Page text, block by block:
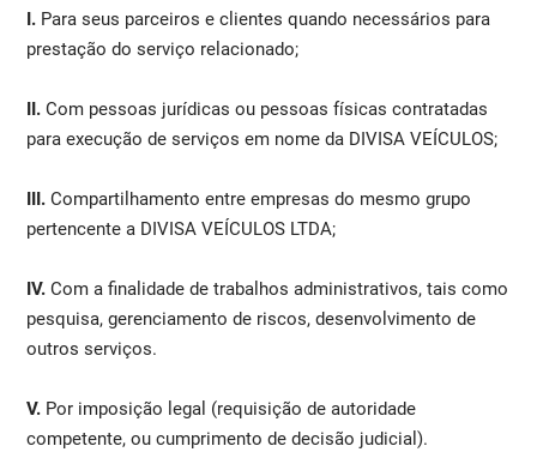
I. Para seus parceiros e clientes quando necessários para
prestação do serviço relacionado;
II.Com pessoas jurídicas ou pessoas físicas contratadas
para execução de serviços em nome da DIVISA VEÍCULOS;
III.Compartilhamento entre empresas do mesmo grupo
pertencente a DIVISA VEÍCULOS LTDA;
IV.Com a finalidade de trabalhos administrativos, tais como
pesquisa, gerenciamento de riscos, desenvolvimento de
outros serviços.
V. Por imposição legal (requisição de autoridade
competente, ou cumprimento de decisão judicial).